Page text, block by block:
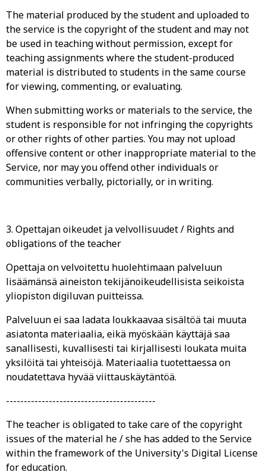
The material produced by the student and uploaded to
the service is the copyright of the student and may not
be used in teaching without permission, except for
teaching assignments where the student-produced
material is distributed to students in the same course
for viewing, commenting, or evaluating.
When submitting works or materials to the service, the
student is responsible for not infringing the copyrights
or other rights of other parties. You may not upload
offensive content or other inappropriate material to the
Service, nor may you offend other individuals or
communities verbally, pictorially, or in writing.
3. Opettajan oikeudet ja velvollisuudet / Rights and
obligations of the teacher
Opettaja on velvoitettu huolehtimaan palveluun
lisäämänsä aineiston tekijänoikeudellisista seikoista
yliopiston digiluvan puitteissa.
Palveluun ei saa ladata loukkaavaa sisältöä tai muuta
asiatonta materiaalia, eikä myöskään käyttäjä saa
sanallisesti, kuvallisesti tai kirjallisesti loukata muita
yksilöitä tai yhteisöjä. Materiaalia tuotettaessa on
noudatettava hyvää viittauskäytäntöä.
------------------------------------------
The teacher is obligated to take care of the copyright
issues of the material he / she has added to the Service
within the framework of the University's Digital License
for education.